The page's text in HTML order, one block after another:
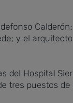
y el
del Hospital
tres puestos de